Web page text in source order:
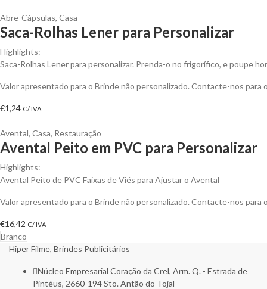
Abre-Cápsulas, Casa
Saca-Rolhas Lener para Personalizar
Highlights:
Saca-Rolhas Lener para personalizar. Prenda-o no frigorífico, e poupe
Valor apresentado para o Brinde não personalizado. Contacte-nos
€1,24 C/ IVA
Avental, Casa, Restauração
Avental Peito em PVC para Personalizar
Highlights:
Avental Peito de PVC Faixas de Viés para Ajustar o Avental
Valor apresentado para o Brinde não personalizado. Contacte-nos
€16,42 C/ IVA
Branco
Hiper Filme, Brindes Publicitários
Núcleo Empresarial Coração da Crel, Arm. Q. - Estrada de
Pintéus, 2660-194 Sto. Antão do Tojal